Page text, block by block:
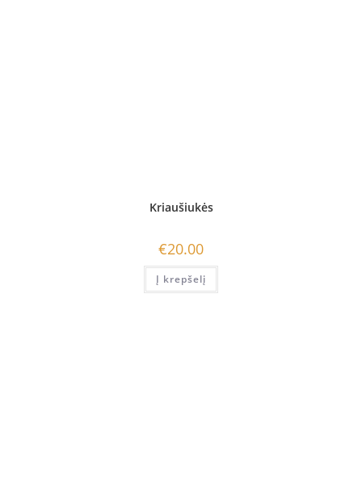
Kriaušiukės
€20.00
Į krepšelį